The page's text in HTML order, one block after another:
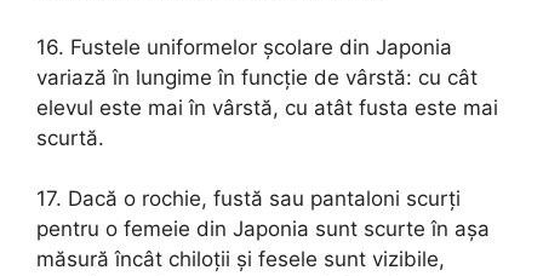
16. Fustele uniformelor școlare din Japonia
variază în lungime în funcție de vârstă: cu cât
elevul este mai în vârstă, cu atât fusta este mai
scurtă.
17. Dacă o rochie, fustă sau pantaloni scurți
pentru o femeie din Japonia sunt scurte în așa
măsură încât chiloții și fesele sunt vizibile,